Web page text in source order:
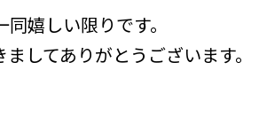
嬉しい限りです。
してありがとうございます。